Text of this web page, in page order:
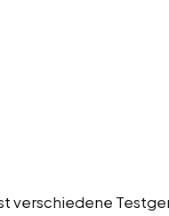
verschiedene